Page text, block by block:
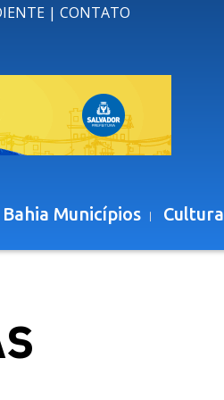
| CONTATO
Municípios Cultura